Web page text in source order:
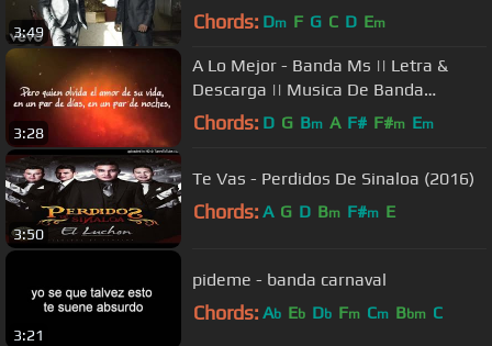
3:49 Chords: Dm F G C D Em
3:28
A Lo Mejor - Banda Ms || Letra &
Descarga || Musica De Banda
2014/2015
Chords: D G Bm A F# F#m Em
3:50
Te Vas - Perdidos De Sinaloa (2016)
Chords: A G D Bm F#m E
3:21
pideme - banda carnaval
Chords: Ab Eb Db Fm Cm Bbm C